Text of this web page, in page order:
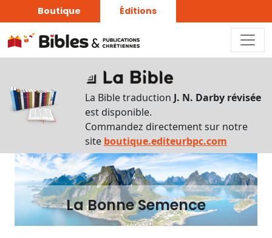
Boutique Éditions
La Bible traduction J. N. Darby révisée
est disponible.
Commandez directement sur notre
site boutique.editeurbpc.com
La Bonne Semence
Bonne
Semence
Rechercher
une
date
Rechercher